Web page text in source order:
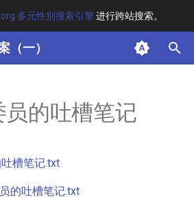
多元性别搜索引擎进行跨站搜索。
（一）
的吐槽笔记
槽笔记.txt
的吐槽笔记.txt